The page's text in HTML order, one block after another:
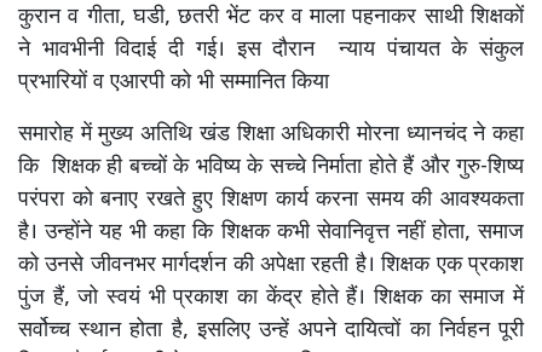
कुरान व गीता, घडी, छतरी भेंट कर व माला पहनाकर साथी शिक्षकों
ने भावभीनी विदाई दी गई। इस दौरान न्याय पंचायत के संकुल
प्रभारियों व एआरपी को भी सम्मानित किया
समारोह में मुख्य अतिथि खंड शिक्षा अधिकारी मोरना ध्यानचंद ने कहा
कि शिक्षक ही बच्चों के भविष्य के सच्चे निर्माता होते हैं और गुरु-शिष्य
परंपरा को बनाए रखते हुए शिक्षण कार्य करना समय की आवश्यकता
है। उन्होंने यह भी कहा कि शिक्षक कभी सेवानिवृत्त नहीं होता, समाज
को उनसे जीवनभर मार्गदर्शन की अपेक्षा रहती है। शिक्षक एक प्रकाश
पुंज हैं, जो स्वयं भी प्रकाश का केंद्र होते हैं। शिक्षक का समाज में
सर्वोच्च स्थान होता है, इसलिए उन्हें अपने दायित्वों का निर्वहन पूरी